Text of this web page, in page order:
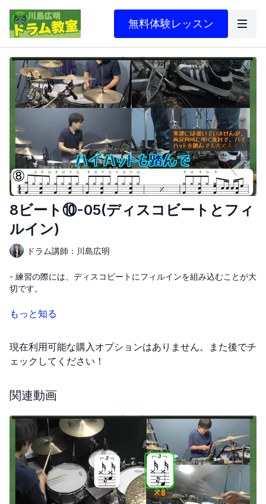
無料体験レッスン
8ビート⑩-05(ディスコビートとフィ
ルイン)
ドラム講師：川島広明
- 練習の際には、ディスコビートにフィルインを組み込むことが大
切です。
- ディスコビートの基本は、最初にクラッシュシンバルを叩き、直
- 4小節目のフィルインでは、両足を同時にバスドラムとハイハッ
トに使う動きが求められます。
トを踏んでも問題ありません。
もっと知る
現在利用可能な購入オプションはありません。また後でチ
ェックしてください！
関連動画